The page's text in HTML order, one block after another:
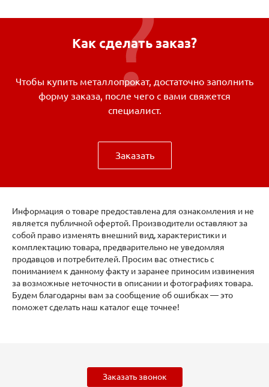
Как сделать заказ?
Чтобы купить металлопрокат, достаточно заполнить
форму заказа, после чего с вами свяжется
специалист.
Заказать
Информация о товаре предоставлена для ознакомления и не
является публичной офертой. Производители оставляют за
собой право изменять внешний вид, характеристики и
комплектацию товара, предварительно не уведомляя
продавцов и потребителей. Просим вас отнестись с
пониманием к данному факту и заранее приносим извинения
за возможные неточности в описании и фотографиях товара.
Будем благодарны вам за сообщение об ошибках — это
поможет сделать наш каталог еще точнее!
Заказать звонок